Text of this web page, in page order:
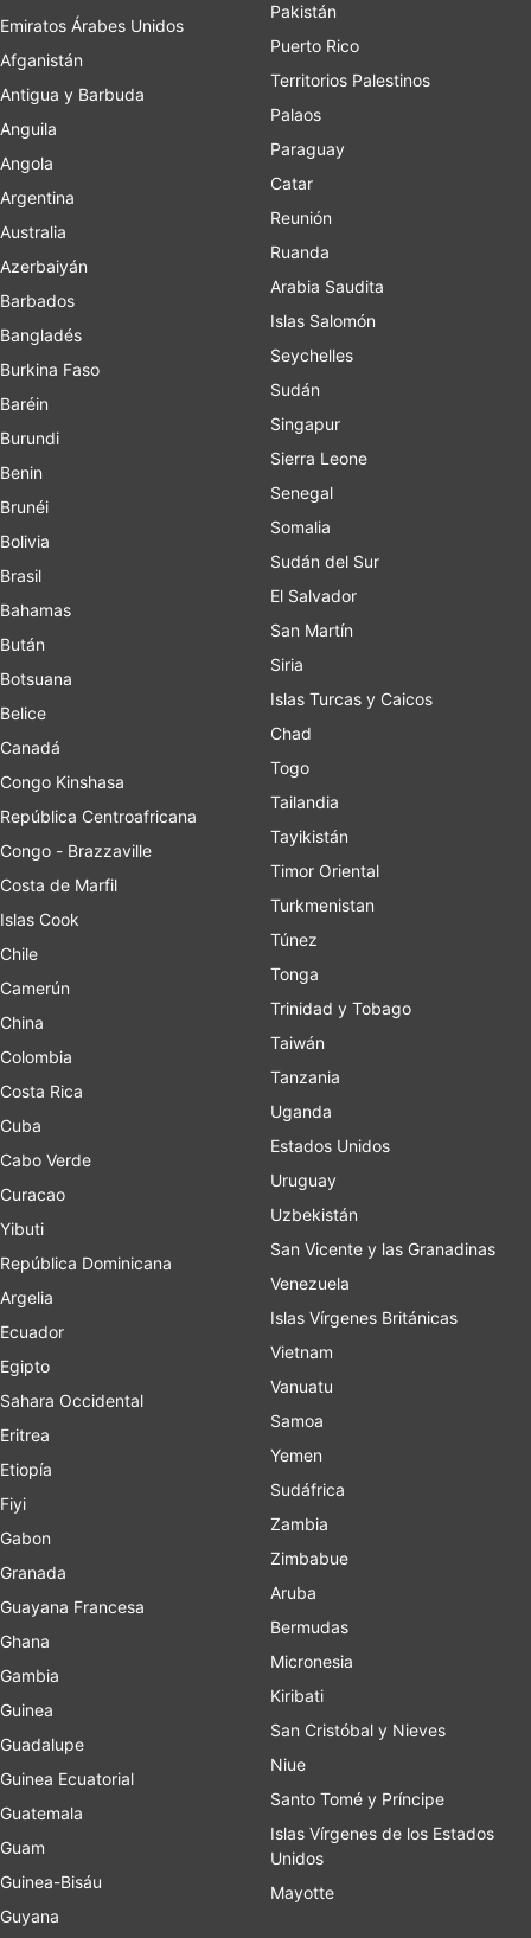
Emiratos Árabes Unidos
Afganistán
Antigua y Barbuda
Anguila
Angola
Argentina
Australia
Azerbaiyán
Barbados
Bangladés
Burkina Faso
Baréin
Burundi
Benin
Brunéi
Bolivia
Brasil
Bahamas
Bután
Botsuana
Belice
Canadá
Congo Kinshasa
República Centroafricana
Congo - Brazzaville
Costa de Marfil
Islas Cook
Chile
Camerún
China
Colombia
Costa Rica
Cuba
Cabo Verde
Curacao
Yibuti
República Dominicana
Argelia
Ecuador
Egipto
Sahara Occidental
Eritrea
Etiopía
Fiyi
Gabon
Granada
Guayana Francesa
Ghana
Gambia
Guinea
Guadalupe
Guinea Ecuatorial
Guatemala
Guam
Guinea-Bisáu
Guyana
Pakistán
Puerto Rico
Territorios Palestinos
Palaos
Paraguay
Catar
Reunión
Ruanda
Arabia Saudita
Islas Salomón
Seychelles
Sudán
Singapur
Sierra Leone
Senegal
Somalia
Sudán del Sur
El Salvador
San Martín
Siria
Islas Turcas y Caicos
Chad
Togo
Tailandia
Tayikistán
Timor Oriental
Turkmenistan
Túnez
Tonga
Trinidad y Tobago
Taiwán
Tanzania
Uganda
Estados Unidos
Uruguay
Uzbekistán
San Vicente y las Granadinas
Venezuela
Islas Vírgenes Británicas
Vietnam
Vanuatu
Samoa
Yemen
Sudáfrica
Zambia
Zimbabue
Aruba
Bermudas
Micronesia
Kiribati
San Cristóbal y Nieves
Niue
Santo Tomé y Príncipe
Islas Vírgenes de los Estados
Unidos
Mayotte